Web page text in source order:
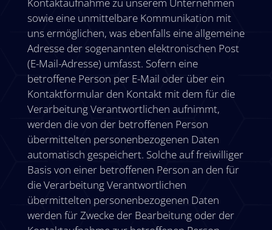
Kontaktaufnahme zu unserem Unternehmen
sowie eine unmittelbare Kommunikation mit
uns ermöglichen, was ebenfalls eine allgemeine
Adresse der sogenannten elektronischen Post
(E-Mail-Adresse) umfasst. Sofern eine
betroffene Person per E-Mail oder über ein
Kontaktformular den Kontakt mit dem für die
Verarbeitung Verantwortlichen aufnimmt,
werden die von der betroffenen Person
übermittelten personenbezogenen Daten
automatisch gespeichert. Solche auf freiwilliger
Basis von einer betroffenen Person an den für
die Verarbeitung Verantwortlichen
übermittelten personenbezogenen Daten
werden für Zwecke der Bearbeitung oder der